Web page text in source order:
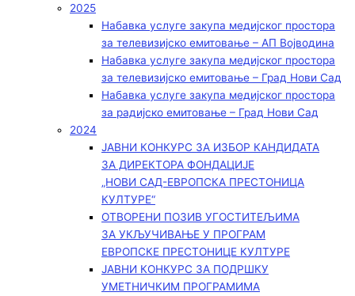
2025
Набавка услуге закупа медијског простора
за телевизијско емитовање – АП Војводинa
Набавка услуге закупа медијског простора
за телевизијско емитовање – Град Нови Сад
Набавка услуге закупа медијског простора
за радијско емитовање – Град Нови Сад
2024
ЈАВНИ КОНКУРС ЗА ИЗБОР КАНДИДАТА
ЗА ДИРЕКТОРА ФОНДАЦИЈЕ
„НОВИ САД-ЕВРОПСКА ПРЕСТОНИЦА
КУЛТУРЕ“
ОТВОРЕНИ ПОЗИВ УГОСТИТЕЉИМА
ЗА УКЉУЧИВАЊЕ У ПРОГРАМ
ЕВРОПСКЕ ПРЕСТОНИЦЕ КУЛТУРЕ
ЈАВНИ КОНКУРС ЗА ПОДРШКУ
УМЕТНИЧКИМ ПРОГРАМИМА